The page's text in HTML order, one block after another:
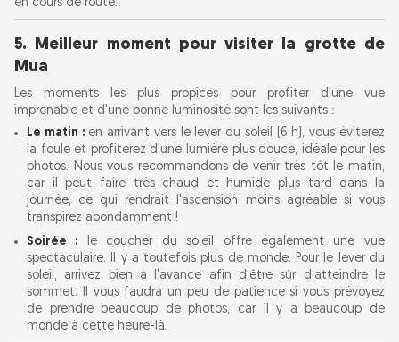
en cours de route.
5. Meilleur moment pour visiter la grotte de
Mua
Les moments les plus propices pour profiter d'une vue
imprenable et d'une bonne luminosité sont les suivants :
Le matin :en arrivant vers le lever du soleil (6 h), vous éviterez
la foule et profiterez d'une lumière plus douce, idéale pour les
photos. Nous vous recommandons de venir très tôt le matin,
car il peut faire très chaud et humide plus tard dans la
journée, ce qui rendrait l'ascension moins agréable si vous
transpirez abondamment !
Soirée : le coucher du soleil offre également une vue
spectaculaire. Il y a toutefois plus de monde. Pour le lever du
soleil, arrivez bien à l'avance afin d'être sûr d'atteindre le
sommet. Il vous faudra un peu de patience si vous prévoyez
de prendre beaucoup de photos, car il y a beaucoup de
monde à cette heure-là.